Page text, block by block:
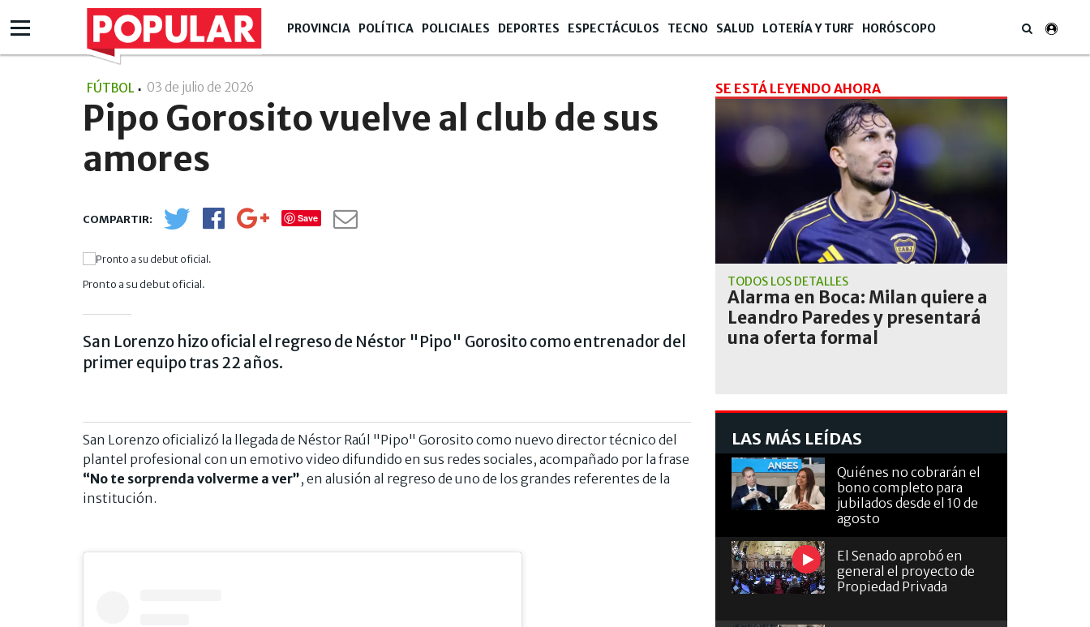
PROVINCIA POLÍTICA POLICIALES DEPORTES ESPECTÁCULOS TECNO SALUD LOTERÍA Y TURF HORÓSCOPO
FÚTBOL 03 de julio de 2026
Pipo Gorosito vuelve al club de sus
amores
Save
Pronto a su debut oficial.
San Lorenzo hizo oficial el regreso de Néstor "Pipo" Gorosito como entrenador del
primer equipo tras 22 años.
San Lorenzo oficializó la llegada de Néstor Raúl "Pipo" Gorosito como nuevo director técnico del
plantel profesional con un emotivo video difundido en sus redes sociales, acompañado por la frase
“No te sorprenda volverme a ver”, en alusión al regreso de uno de los grandes referentes de la
institución.
SE ESTÁ LEYENDO AHORA
TODOS LOS DETALLES
Alarma en Boca: Milan quiere a
Leandro Paredes y presentará
una oferta formal
LAS MÁS LEÍDAS
Quiénes no cobrarán el
bono completo para
jubilados desde el 10 de
agosto
El Senado aprobó en
general el proyecto de
Propiedad Privada